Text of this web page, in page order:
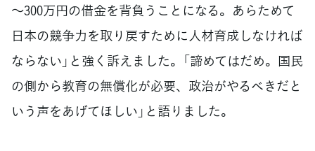
～300万円の借金を背負うことになる。あらためて
日本の競争力を取り戻すために人材育成しなければ
ならない」と強く訴えました。「諦めてはだめ。国民
の側から教育の無償化が必要、政治がやるべきだと
いう声をあげてほしい」と語りました。